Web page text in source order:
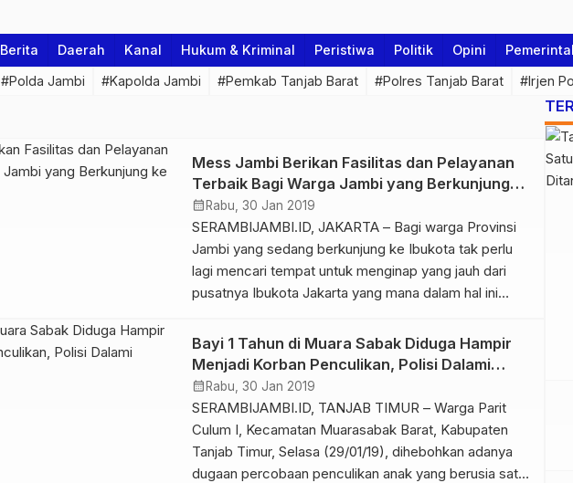
Berita Daerah Kanal Hukum & Kriminal Peristiwa Politik Opini
#Polda Jambi #Kapolda Jambi #Pemkab Tanjab Barat #Polres Tanjab Barat #Irjen
Mess Jambi Berikan Fasilitas dan Pelayanan
Terbaik Bagi Warga Jambi yang Berkunjung
ke Ibukota
calendar_month Rabu, 30 Jan 2019
SERAMBIJAMBI.ID, JAKARTA – Bagi warga Provinsi
Jambi yang sedang berkunjung ke Ibukota tak perlu
lagi mencari tempat untuk menginap yang jauh dari
pusatnya Ibukota Jakarta yang mana dalam hal ini
Pemprov Jambi yang bertempat di Jalan Cidurian No
15-17 Menteng, Cikini Jakarta Pusat. Adapun Kantor
Perwakilan Pemprov Jambi ini juga […]
Bayi 1 Tahun di Muara Sabak Diduga Hampir
Menjadi Korban Penculikan, Polisi Dalami
Kasusnya
calendar_month Rabu, 30 Jan 2019
SERAMBIJAMBI.ID, TANJAB TIMUR – Warga Parit
Culum I, Kecamatan Muarasabak Barat, Kabupaten
Tanjab Timur, Selasa (29/01/19), dihebohkan adanya
dugaan percobaan penculikan anak yang berusia satu